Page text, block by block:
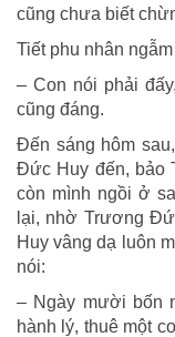
cũng chưa biết
Tiết phu nhân
– Con nói phải
cũng đáng.
Đến sáng hôm
Đức Huy đến, bảo
còn mình ngồi ở
lại, nhờ Trương
Huy vâng dạ luôn
nói:
– Ngày mười bốn
hành lý, thuê một